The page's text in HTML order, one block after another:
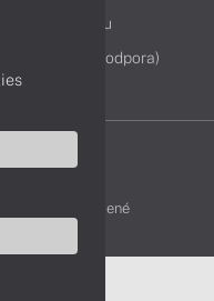
tovaru
(vzdialená podpora)
práva vyhradené